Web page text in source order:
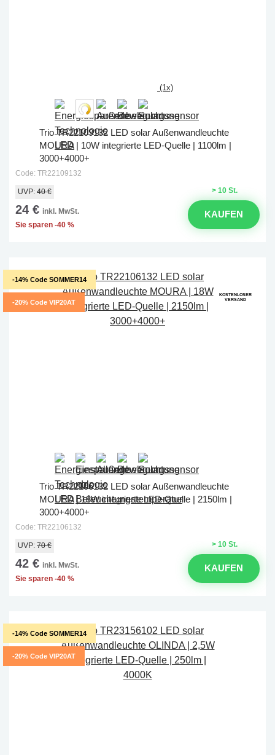
(1x)
Trio TR22109132 LED solar Außenwandleuchte
MOURA | 10W integrierte LED-Quelle | 1100lm |
3000+4000+
Code: TR22109132
> 10 St.
UVP: 40 €
24 € inkl. MwSt.
Sie sparen -40 %
KAUFEN
-14% Code SOMMER14
-20% Code VIP20AT
KOSTENLOSER
VERSAND
Trio TR22106132 LED solar Außenwandleuchte
MOURA | 18W integrierte LED-Quelle | 2150lm |
3000+4000+
Code: TR22106132
> 10 St.
UVP: 70 €
42 € inkl. MwSt.
Sie sparen -40 %
KAUFEN
-14% Code SOMMER14
-20% Code VIP20AT